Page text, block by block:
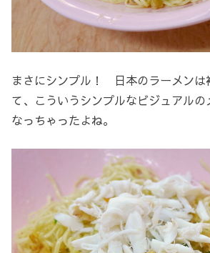
まさにシンプル！ 日本のラーメンは
て、こういうシンプルなビジュアルの
なっちゃったよね。